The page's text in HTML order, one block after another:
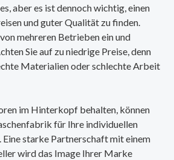
aber es ist dennoch wichtig, einen
und guter Qualität zu finden.
mehreren Betrieben ein und
Sie auf zu niedrige Preise, denn
Materialien oder schlechte Arbeit
im Hinterkopf behalten, können
für Ihre individuellen
Eine starke Partnerschaft mit einem
wird das Image Ihrer Marke